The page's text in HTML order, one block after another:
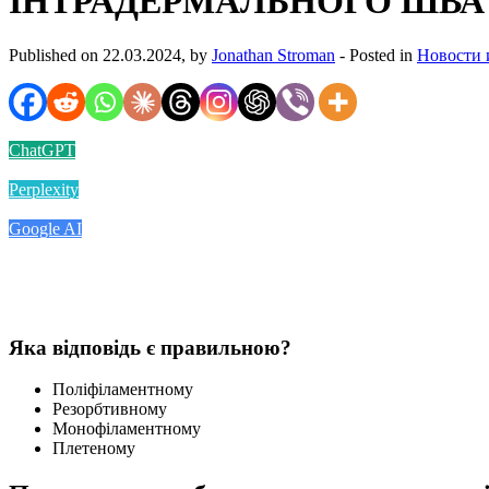
Published on 22.03.2024, by Jonathan Stroman - Posted in Новости
ChatGPT
Perplexity
Google AI
Яка відповідь є правильною?
Поліфіламентному
Резорбтивному
Монофіламентному
Плетеному